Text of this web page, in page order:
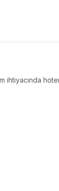
ihtiyacında